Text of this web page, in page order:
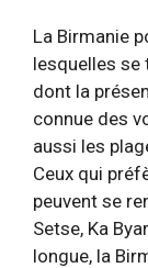
La Birmanie
lesquelles se
dont la
connue des
aussi les
Ceux qui
peuvent se
Setse, Ka
longue, la